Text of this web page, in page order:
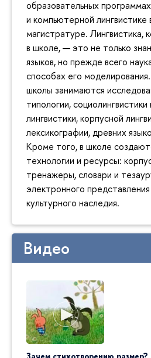
образовательных
и компьютерной лингвистике
магистратуре. Лингвистика,
в школе, — это не только
языков, но прежде всего
способах его
школы занимаются
типологии,
лингвистики, корпусной
лексикографии, древних
Кроме того, в школе
технологии и ресурсы:
тренажеры, словари и
электронного
культурного наследия.
Видео